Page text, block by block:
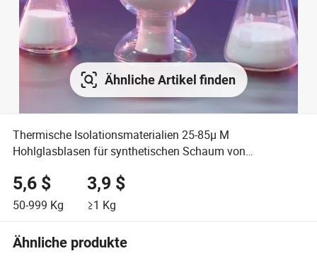
Ähnliche Artikel finden
Thermische Isolationsmaterialien 25-85µ M
Hohlglasblasen für synthetischen Schaum von
5,6 $
50-999 Kg
3,9 $
≥1 Kg
Ähnliche produkte